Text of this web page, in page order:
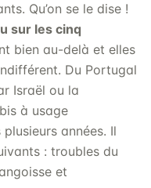
Qu’on se le dise !
sur les cinq
bien au-delà et elles
Du Portugal
Israël ou la
à usage
années. Il
: troubles du
et